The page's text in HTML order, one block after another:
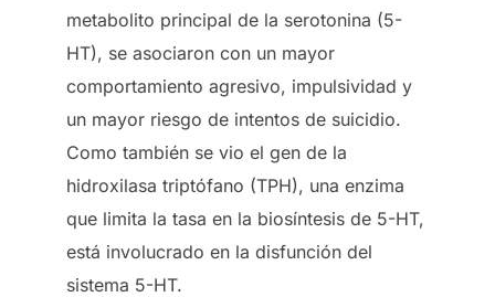
metabolito principal de la serotonina (5-
HT), se asociaron con un mayor
comportamiento agresivo, impulsividad y
un mayor riesgo de intentos de suicidio.
Como también se vio el gen de la
hidroxilasa triptófano (TPH), una enzima
que limita la tasa en la biosíntesis de 5-HT,
está involucrado en la disfunción del
sistema 5-HT.